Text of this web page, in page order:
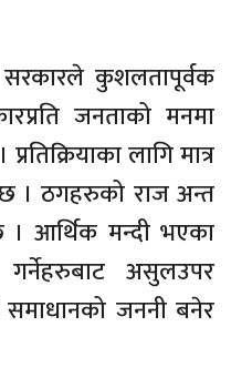
कुशलतापूर्वक
जनताको मनमा
लागि मात्र
। ठगहरुको राज अन्त
। आर्थिक मन्दी भएका
असुलउपर
जननी बनेर